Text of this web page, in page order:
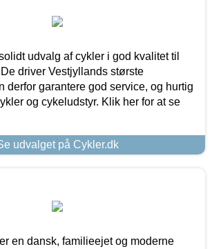
udvalg af cykler i god kvalitet til
driver Vestjyllands største
derfor garantere god service, og hurtig
og cykeludstyr. Klik her for at se
udvalget på Cykler.dk
en dansk, familieejet og moderne